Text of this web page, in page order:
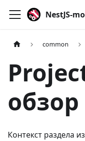
NestJS-
common
обзор
Контекст раздела